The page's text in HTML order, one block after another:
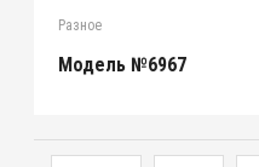
Разное
Модель №6967